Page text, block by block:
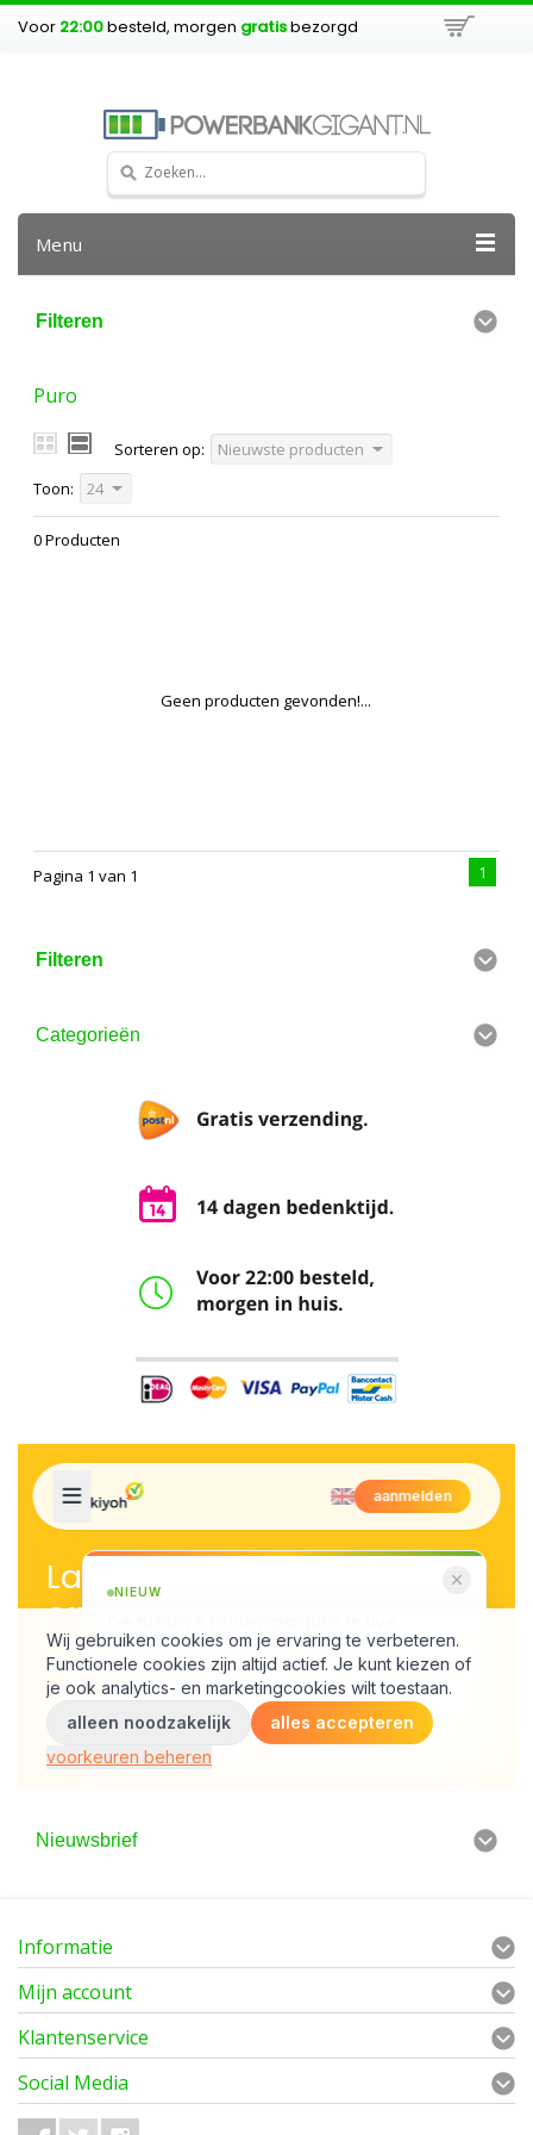
Voor 22:00besteld, morgen gratisbezorgd
Menu
Filteren
Puro
Sorteren op:
Nieuwste producten
Toon:
24
0 Producten
Geen producten gevonden!...
Pagina 1 van 1 1
Filteren
Categorieën
Nieuwsbrief
Informatie
Mijn account
Klantenservice
Social Media